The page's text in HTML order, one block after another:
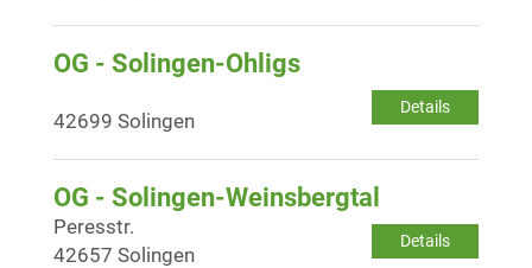
OG - Solingen-Ohligs
Details
42699 Solingen
OG - Solingen-Weinsbergtal
Details
Peresstr.
42657 Solingen